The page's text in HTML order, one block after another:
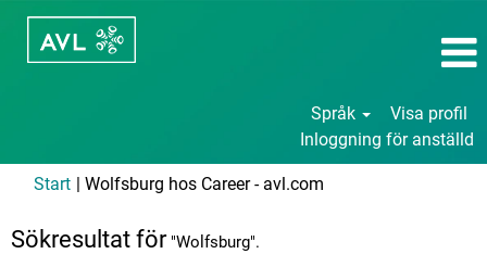
Språk
Visa profil
Inloggning för anställd
Start | Wolfsburg hos Career - avl.com
Sökresultat för"Wolfsburg".